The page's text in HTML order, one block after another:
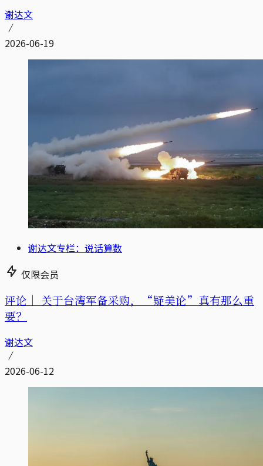
谢达文
2026-06-19
谢达文专栏：说话算数
仅限会员
评论｜ 关于台湾军备采购，“疑美论”真有那么重
要？
谢达文
2026-06-12